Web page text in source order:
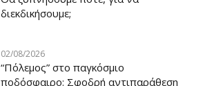
διεκδικήσουμε;
02/08/2026
“Πόλεμος” στο παγκόσμιο
ποδόσφαιρο: Σφοδρή αντιπαράθεση